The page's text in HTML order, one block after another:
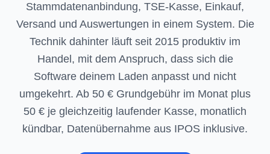
Stammdatenanbindung, TSE-Kasse, Einkauf,
Versand und Auswertungen in einem System. Die
Technik dahinter läuft seit 2015 produktiv im
Handel, mit dem Anspruch, dass sich die
Software deinem Laden anpasst und nicht
umgekehrt. Ab 50 € Grundgebühr im Monat plus
50 € je gleichzeitig laufender Kasse, monatlich
kündbar, Datenübernahme aus IPOS inklusive.